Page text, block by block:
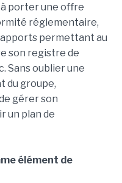
porter une offre
réglementaire,
permettant au
son registre de
Sans oublier une
du groupe,
gérer son
un plan de
élément de